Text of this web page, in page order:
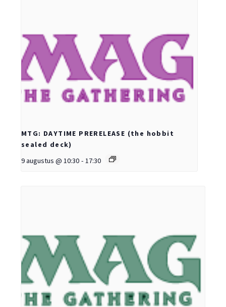
MTG: DAYTIME PRERELEASE (the hobbit
sealed deck)
9 augustus @ 10:30 - 17:30